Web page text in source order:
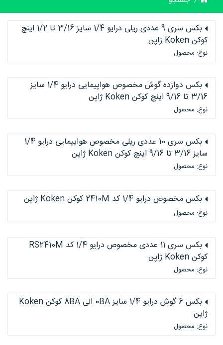
بکس سری 9 عددی ریلی درایو 1/4 سایز 3/16 تا 1/2 اینچ
کوکن Koken ژاپن
نوع: محصول
بکس دوازده گوش مخصوص هواپیمایی درایو 1/4 سایز
3/16 تا 9/16 اینچ کوکن Koken ژاپن
نوع: محصول
بکس سری 10 عددی ریلی مخصوص هواپیمایی درایو 1/4
سایز 3/16 تا 9/16 اینچ کوکن Koken ژاپن
نوع: محصول
بکس مخصوص درایو 1/4 کد 2410M کوکن Koken ژاپن
نوع: محصول
بکس سری 11 عددی مخصوص درایو 1/4 کد RS2410M
کوکن Koken ژاپن
نوع: محصول
بکس 6 گوش درایو 1/4 سایز 0BA الی 8BA کوکن Koken
ژاپن
نوع: محصول